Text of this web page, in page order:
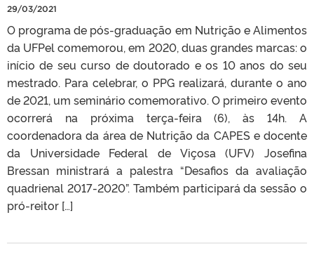
29/03/2021
O programa de pós-graduação em Nutrição e Alimentos
da UFPel comemorou, em 2020, duas grandes marcas: o
início de seu curso de doutorado e os 10 anos do seu
mestrado. Para celebrar, o PPG realizará, durante o ano
de 2021, um seminário comemorativo. O primeiro evento
ocorrerá na próxima terça-feira (6), às 14h. A
coordenadora da área de Nutrição da CAPES e docente
da Universidade Federal de Viçosa (UFV) Josefina
Bressan ministrará a palestra “Desafios da avaliação
quadrienal 2017-2020”. Também participará da sessão o
pró-reitor […]